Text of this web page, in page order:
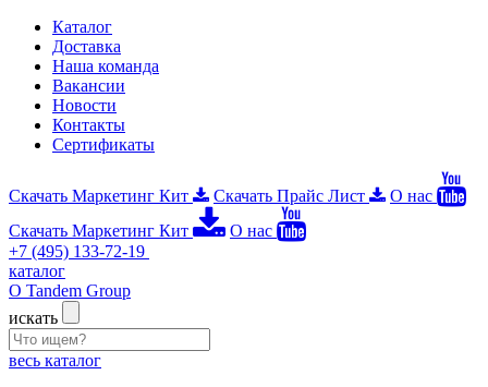
Каталог
Доставка
Наша команда
Вакансии
Новости
Контакты
Сертификаты
Скачать Маркетинг Кит Скачать Прайс Лист
О нас
Скачать Маркетинг Кит
О нас
+7 (495) 133-72-19
каталог
О Tandem Group
искать
весь каталог